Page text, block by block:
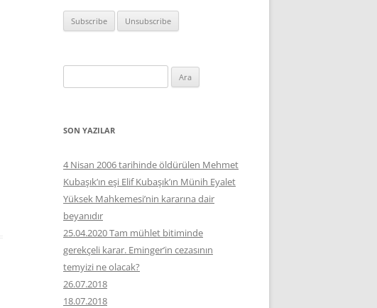
SON YAZILAR
4 Nisan 2006 tarihinde öldürülen Mehmet
Kubaşık’ın eşi Elif Kubaşık’ın Münih Eyalet
Yüksek Mahkemesi’nin kararına dair
beyanıdır
25.04.2020 Tam mühlet bitiminde
gerekçeli karar. Eminger’in cezasının
temyizi ne olacak?
26.07.2018
18.07.2018